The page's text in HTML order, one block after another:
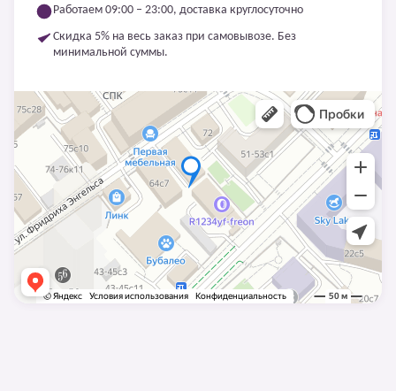
Работаем 09:00 – 23:00, доставка круглосуточно
Скидка 5% на весь заказ при самовывозе. Без
минимальной суммы.